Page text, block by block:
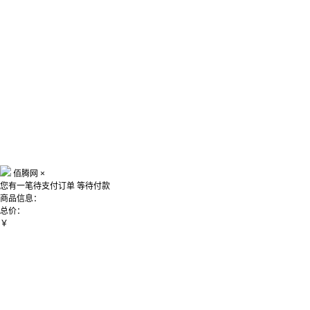
佰腾网 ×
您有一笔待支付订单 等待付款
商品信息：
总价：
￥